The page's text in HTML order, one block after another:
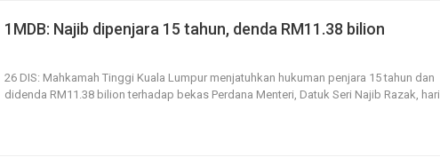
1MDB: Najib dipenjara 15 tahun, denda RM11.38 bilion
26 DIS: Mahkamah Tinggi Kuala Lumpur menjatuhkan hukuman penjara 15 tahun dan
didenda RM11.38 bilion terhadap bekas Perdana Menteri, Datuk Seri Najib Razak, hari